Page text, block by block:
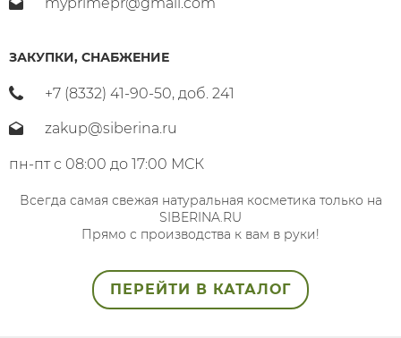
ЗАКУПКИ, СНАБЖЕНИЕ
+7 (8332) 41-90-50, доб. 241
zakup@siberina.ru
пн-пт с 08:00 до 17:00 МСК
Всегда самая свежая натуральная косметика только на
SIBERINA.RU
Прямо с производства к вам в руки!
ПЕРЕЙТИ В КАТАЛОГ